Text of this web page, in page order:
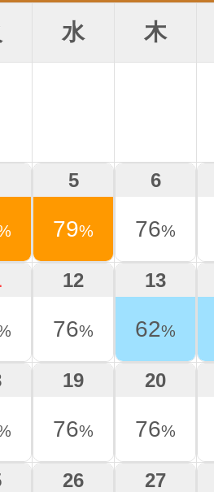
水 木
5
79%
6
76%
12
76%
13
62%
19
76%
20
76%
26 27